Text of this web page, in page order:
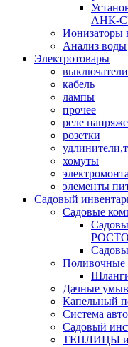
АНК-
Ионизаторы
Анализ воды
Электротовары
выключатели
кабель
лампы
прочее
реле
розетки
хомуты
элементы
Садовый
Садовые
Поливочные
Дачные
Капельный
Система
Садовый
ТЕПЛИЦЫ и